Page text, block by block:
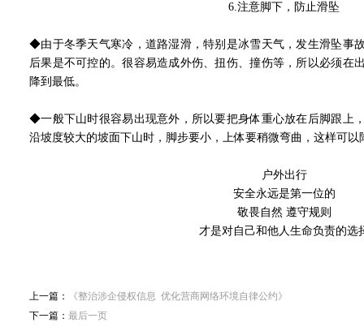
6.注意脚下，防止滑坠
◆由于冬季天气寒冷，道路湿滑，特别是冰雪天气，发生滑坠事
后果是不可控的。很容易造成外伤、扭伤、撞伤等，所以必须在
降到最低。
◆一般下山时很容易出现意外，所以要把身体重心放在后脚跟上
沿坡度较大的坡面下山时，脚步要小，上体要稍微弯曲，这样可以
户外出行
安全永远是第一位的
敬畏自然 遵守规则
才是对自己和他人生命负责的选
上一篇：
《整治涉企侵权信息 优化营商网络环境自律公约》
下一篇： 最后一页